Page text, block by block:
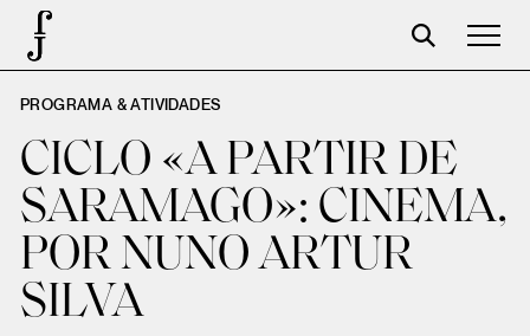
Foundation
Events
The foundation
Partners
Centenary
PROGRAMA & ATIVIDADES
CICLO «A PARTIR DE
SARAMAGO»: CINEMA,
POR NUNO ARTUR
SILVA